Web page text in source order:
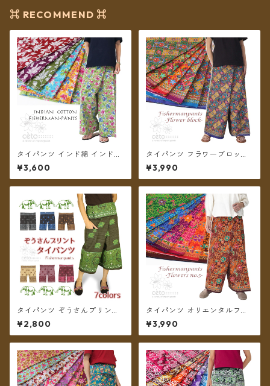
⌘ RECOMMEND ⌘
タイパンツ インド綿 インド更
紗 no.12 フラワープリント 2
タイプ全6カラー ロング丈【メ
ール便送料無料】
¥3,600
タイパンツ フラワーブロック
プリント 6カラー リゾパン ロ
ング丈【メール便送料無料】
¥3,990
タイパンツ ぞうさんプリント
ミディアム丈 ★7カラー★【メ
ール便送料無料】
¥2,800
タイパンツ オリエンタルフラ
ワー 7カラー リゾパン No.5 ロ
ング丈【メール便送料無料】
¥3,990